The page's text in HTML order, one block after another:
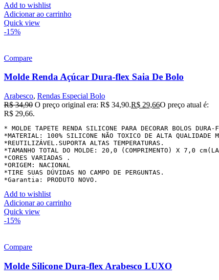
Add to wishlist
Adicionar ao carrinho
Quick view
-15%
Compare
Molde Renda Açúcar Dura-flex Saia De Bolo
Arabesco, Rendas Especial Bolo
R$34,90 O preço original era: R$ 34,90.R$ 29,66O preço atual é:
R$ 29,66.
* MOLDE TAPETE RENDA SILICONE PARA DECORAR BOLOS DURA-
*MATERIAL: 100% SILICONE NÃO TOXICO DE ALTA QUALIDADE
*REUTILIZÁVEL.SUPORTA ALTAS TEMPERATURAS.
*TAMANHO TOTAL DO MOLDE: 20,0 (COMPRIMENTO) X 7,0
*CORES VARIADAS .
*ORIGEM: NACIONAL
*TIRE SUAS DÚVIDAS NO CAMPO DE PERGUNTAS.
*Garantia: PRODUTO NOVO.
Add to wishlist
Adicionar ao carrinho
Quick view
-15%
Compare
Molde Silicone Dura-flex Arabesco LUXO